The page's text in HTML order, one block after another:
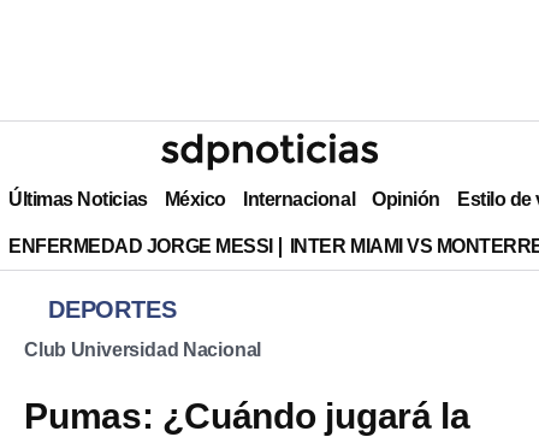
Últimas Noticias México Internacional Opinión Estilo de
ENFERMEDAD JORGE MESSI INTER MIAMI VS
DEPORTES
Club Universidad Nacional
Pumas: ¿Cuándo jugará la